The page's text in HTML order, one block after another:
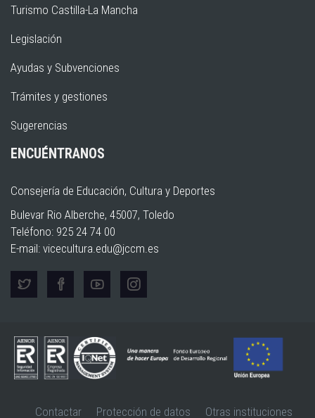
Turismo Castilla-La Mancha
Legislación
Ayudas y Subvenciones
Trámites y gestiones
Sugerencias
ENCUÉNTRANOS
Consejería de Educación, Cultura y Deportes
Bulevar Rio Alberche, 45007, Toledo
Teléfono: 925 24 74 00
E-mail: vicecultura.edu@jccm.es
Contactar Protección de datos Otras instituciones